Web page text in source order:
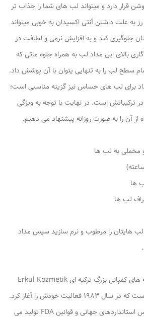
قرار دارد و میتواند لب های شما را جذاب تر
به علت داشتن آنتی اکسیدان به خوبی میتواند
جلوگیری کند و به افزایش نرمی و لطافت در
بالای این مداد لب به همراه جلوه ماتی که
تمام سطح لب را به تنهایی یتوان با آن پوشش داد.
برای لب های حساس نیز گزینه مناسبی است؛
ترکیباتش است. در نهایت با توجه به ویژگی
از آن را به صورت روزانه پیشنهاد می دهیم.
مخملی به لب ها
ها
لب ها
لب هایتان را مرطوب و نرم سازید سپس مداد
گلدن رز یکی از زیر مجموعه های کمپانی بزرگ ترکیه ای Erkul Kozmetik
Sanayi Ve Ticaret A.s است که در سال 1983 فعالیت خودش را آغاز کرد.
محصولات این برند بر اساس استانداردهای جهانی و قوانین FDA تولید می